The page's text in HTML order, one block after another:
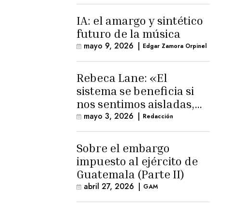
IA: el amargo y sintético
futuro de la música
mayo 9, 2026 | Edgar Zamora Orpinel
Rebeca Lane: «El
sistema se beneficia si
nos sentimos aisladas,
sin esperanza o espacio
para la ternura»
mayo 3, 2026 | Redacción
Sobre el embargo
impuesto al ejército de
Guatemala (Parte II)
abril 27, 2026 | GAM